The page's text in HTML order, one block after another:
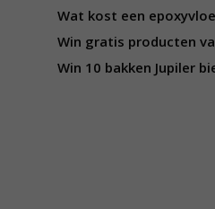
Wat kost een
Win gratis producten
Win 10 bakken Jupiler